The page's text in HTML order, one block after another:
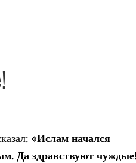
«Ислам начался
Да здравствуют